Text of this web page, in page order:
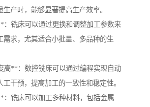
生产时，能够显著提高生产效率。
铣床可以通过更换和调整加工参数来
需求，尤其适合小批量、多品种的生
高**：数控铣床可以通过编程实现自动
工干预，提高加工的一致性和稳定性。
铣床可以加工多种材料，包括金属